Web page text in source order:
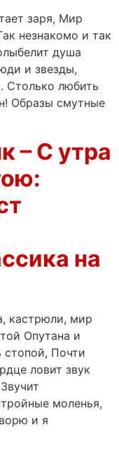
заря, Мир
незнакомо и так
душа
и звезды,
Столько любить
Образы смутные
– С утра
на
кастрюли, мир
Опутана и
стопой, Почти
ловит звук
моленья,
и я